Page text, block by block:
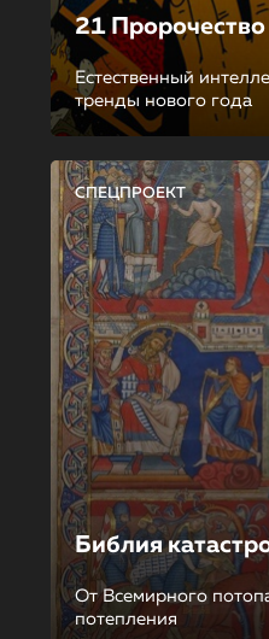
21
Естественный
тренды нового года
СПЕЦПРОЕКТ
Библия
От Всемирного
потепления